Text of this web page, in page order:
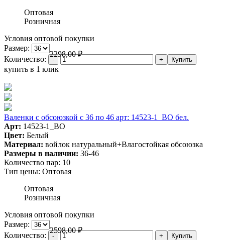
Оптовая
Розничная
Условия оптовой покупки
Размер:
2298,00₽
Количество:
купить в 1 клик
Валенки с обсоюзкой с 36 по 46 арт: 14523-1_BO бел.
Арт: 14523-1_BO
Цвет: Белый
Материал: войлок натуральный+Влагостойкая обсоюзка
Размеры в наличии: 36-46
Количество пар: 10
Тип цены: Оптовая
Оптовая
Розничная
Условия оптовой покупки
Размер:
2598,00₽
Количество: